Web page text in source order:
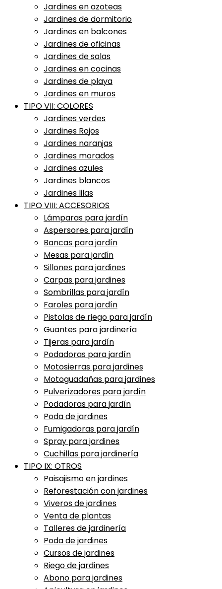
Jardines en azoteas
Jardines de dormitorio
Jardines en balcones
Jardines de oficinas
Jardines de salas
Jardines en cocinas
Jardines de playa
Jardines en muros
TIPO VII: COLORES
Jardines verdes
Jardines Rojos
Jardines naranjas
Jardines morados
Jardines azules
Jardines blancos
Jardines lilas
TIPO VIII: ACCESORIOS
Lámparas para jardín
Aspersores para jardín
Bancas para jardín
Mesas para jardín
Sillones para jardines
Carpas para jardines
Sombrillas para jardín
Faroles para jardín
Pistolas de riego para jardín
Guantes para jardinería
Tijeras para jardín
Podadoras para jardín
Motosierras para jardines
Motoguadañas para jardines
Pulverizadores para jardín
Podadoras para jardín
Poda de jardines
Fumigadoras para jardín
Spray para jardines
Cuchillas para jardinería
TIPO IX: OTROS
Paisajismo en jardines
Reforestación con jardines
Viveros de jardines
Venta de plantas
Talleres de jardinería
Poda de jardines
Cursos de jardines
Riego de jardines
Abono para jardines